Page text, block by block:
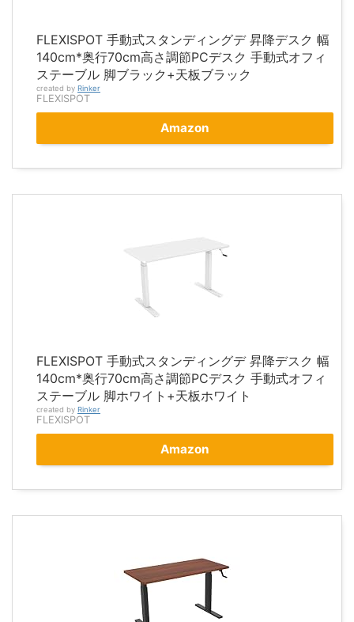
FLEXISPOT 手動式スタンディングデ 昇降デスク 幅
140cm*奥行70cm高さ調節PCデスク 手動式オフィ
ステーブル 脚ブラック+天板ブラック
created by Rinker
FLEXISPOT
Amazon
FLEXISPOT 手動式スタンディングデ 昇降デスク 幅
140cm*奥行70cm高さ調節PCデスク 手動式オフィ
ステーブル 脚ホワイト+天板ホワイト
created by Rinker
FLEXISPOT
Amazon